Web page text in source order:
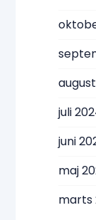
juli
juni
maj
marts